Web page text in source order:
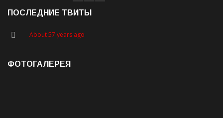
ПОСЛЕДНИЕ ТВИТЫ
About 57 years ago
ФОТОГАЛЕРЕЯ